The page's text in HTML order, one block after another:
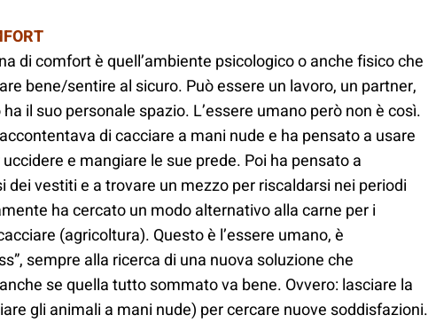
di comfort è quell’ambiente psicologico o anche fisico che
bene/sentire al sicuro. Può essere un lavoro, un partner,
il suo personale spazio. L’essere umano però non è così.
di cacciare a mani nude e ha pensato a usare
e mangiare le sue prede. Poi ha pensato a
dei vestiti e a trovare un mezzo per riscaldarsi nei periodi
ha cercato un modo alternativo alla carne per i
(agricoltura). Questo è l’essere umano, è
sempre alla ricerca di una nuova soluzione che
se quella tutto sommato va bene. Ovvero: lasciare la
gli animali a mani nude) per cercare nuove soddisfazioni.